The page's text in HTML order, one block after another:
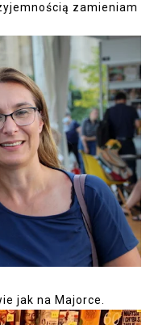
zamieniam
jak na Majorce.